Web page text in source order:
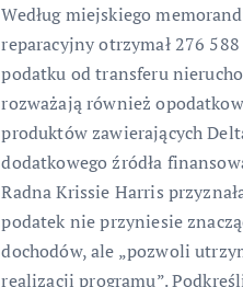
Według miejskiego
reparacyjny otrzymał 276
podatku od transferu
rozważają również
produktów zawierających
dodatkowego źródła
Radna Krissie Harris
podatek nie przyniesie
dochodów, ale „pozwoli
realizacji programu”.